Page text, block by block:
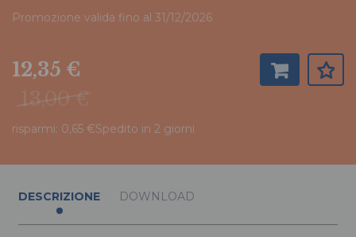
Promozione valida fino al 31/12/2026
13,00 €
12,35 €
risparmi: 0,65 €Spedito in 2 giorni
DESCRIZIONE DOWNLOAD